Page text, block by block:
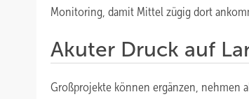
Monitoring, damit Mittel zügig dort
Akuter Druck auf
Großprojekte können ergänzen, nehmen